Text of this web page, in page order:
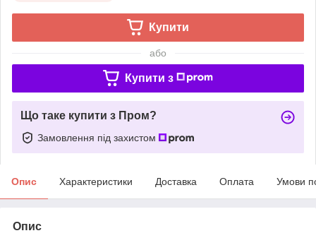
Купити
або
Купити з
Що таке купити з Пром?
Замовлення під захистом
Опис Характеристики Доставка Оплата Умови
Опис